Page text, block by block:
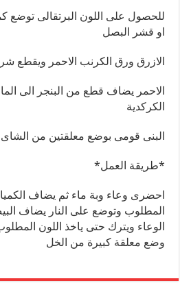
للحصول على اللون البرتقالى
او قشر البصل
الازرق ورق الكرنب الاحمر ويقطع
الاحمر يضاف قطع من البنجر الى
الكركدية
البنى قومى بوضع معلقتين من
*طريقة العمل*
احضرى وعاء وبة ماء ثم يضاف
المطلوب وتوضع على النار يضاف
الوعاء ويترك حتى ياخذ اللون
وضع معلقة كبيرة من الخل